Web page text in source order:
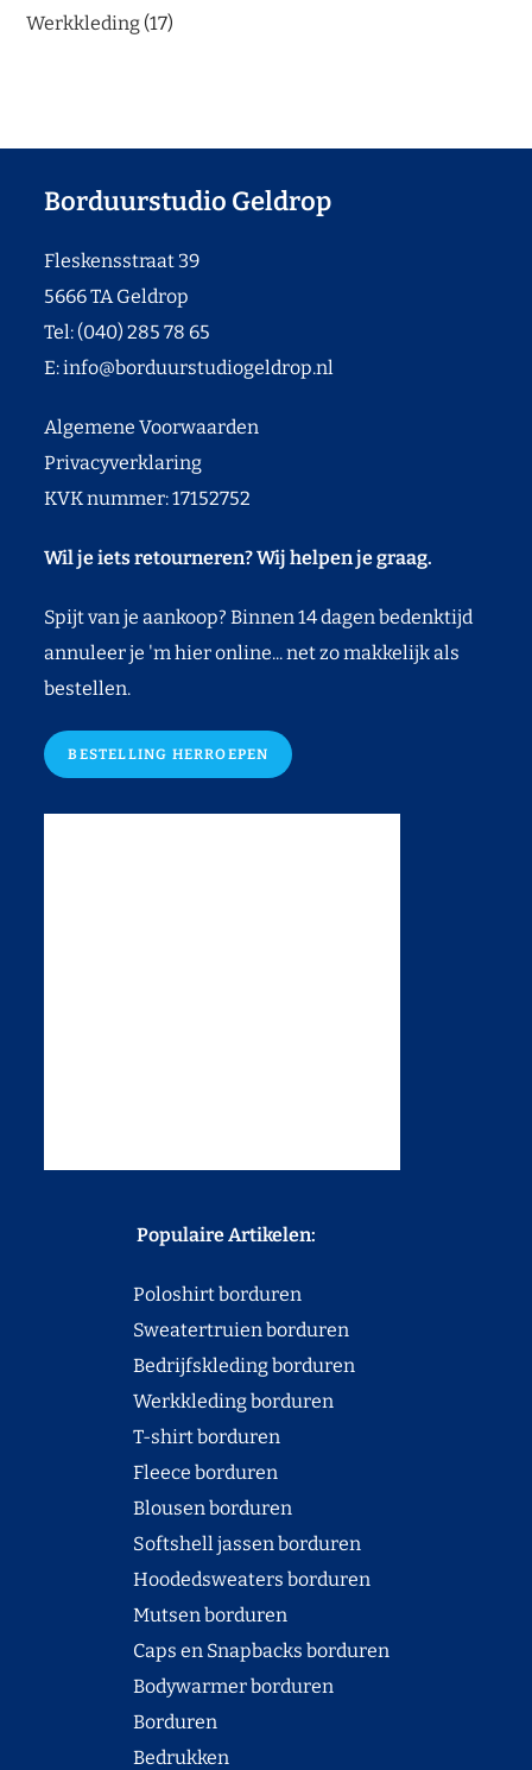
Werkkleding 17
Borduurstudio Geldrop
Fleskensstraat 39
5666 TA Geldrop
Tel: (040) 285 78 65
E:info@borduurstudiogeldrop.nl
Algemene Voorwaarden
Privacyverklaring
KVK nummer: 17152752
Wil je iets retourneren? Wij helpen je graag.
Spijt van je aankoop? Binnen 14 dagen bedenktijd
annuleer je 'm hier online... net zo makkelijk als
bestellen.
BESTELLING HERROEPEN
Populaire Artikelen:
Poloshirt borduren
Sweatertruien borduren
Bedrijfskleding borduren
Werkkleding borduren
T-shirt borduren
Fleece borduren
Blousen borduren
Softshell jassen borduren
Hoodedsweaters borduren
Mutsen borduren
Caps en Snapbacks borduren
Bodywarmer borduren
Borduren
Bedrukken